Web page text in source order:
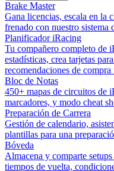
Brake Master
Gana licencias, escala en la
frenado con nuestro sistema
Planificador iRacing
Tu compañero completo de
estadísticas, crea tarjetas
recomendaciones de compra
Bloc de Notas
450+ mapas de circuitos de
marcadores, y modo cheat
Preparación de Carrera
Gestión de calendario,
plantillas para una
Bóveda
Almacena y comparte
tiempos de vuelta,